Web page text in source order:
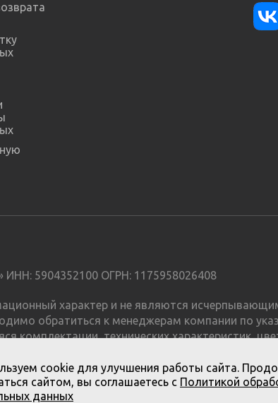
ИНН: 5904352100 ОГРН: 1175958026408
характер и не являются
обратиться к менеджерам компании по
комплектации, технических характеристик,
является публичной офертой.
cookie для улучшения работы сайта.
сайтом, вы соглашаетесь с Политикой
данных